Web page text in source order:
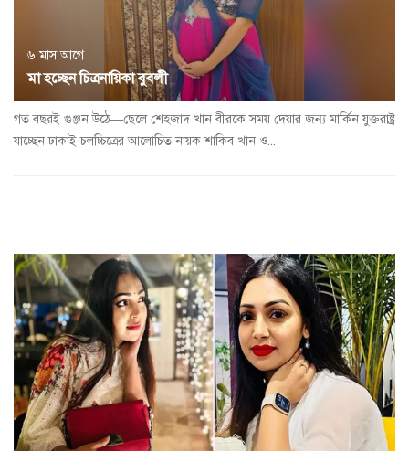
৬ মাস আগে
মা হচ্ছেন চিত্রনায়িকা বুবলী
গত বছরই গুঞ্জন উঠে―ছেলে শেহজাদ খান বীরকে সময় দেয়ার জন্য মার্কিন যুক্তরাষ্ট্র
যাচ্ছেন ঢাকাই চলচ্চিত্রের আলোচিত নায়ক শাকিব খান ও...